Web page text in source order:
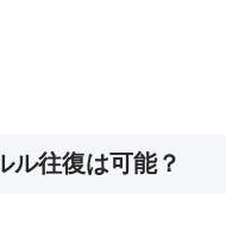
ル往復は可能？